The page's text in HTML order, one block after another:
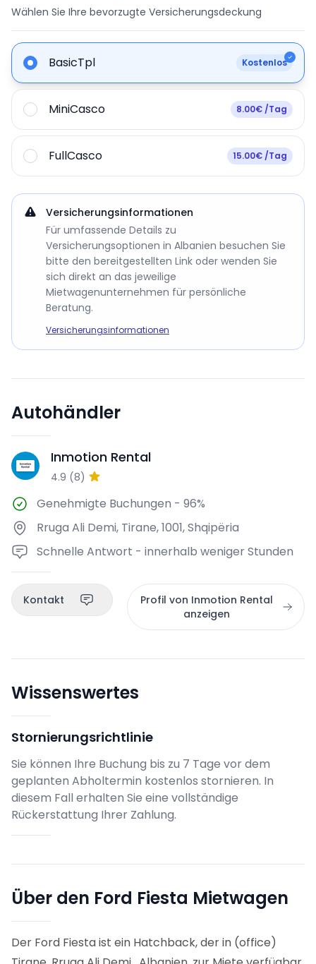
Wählen Sie Ihre bevorzugte Versicherungsdeckung
BasicTpl Kostenlos
MiniCasco 8.00€ /Tag
FullCasco 15.00€ /Tag
Versicherungsinformationen
Für umfassende Details zu
Versicherungsoptionen in Albanien besuchen Sie
bitte den bereitgestellten Link oder wenden Sie
sich direkt an das jeweilige
Mietwagenunternehmen für persönliche
Beratung.
Versicherungsinformationen
Autohändler
IR Inmotion Rental
4.9 (8)
Genehmigte Buchungen - 96%
Rruga Ali Demi, Tirane, 1001, Shqipëria
Schnelle Antwort - innerhalb weniger Stunden
Kontakt
Profil von Inmotion Rental
anzeigen
Wissenswertes
Stornierungsrichtlinie
Sie können Ihre Buchung bis zu 7 Tage vor dem
geplanten Abholtermin kostenlos stornieren. In
diesem Fall erhalten Sie eine vollständige
Rückerstattung Ihrer Zahlung.
Über den Ford Fiesta Mietwagen
Der Ford Fiesta ist ein Hatchback, der in (office)